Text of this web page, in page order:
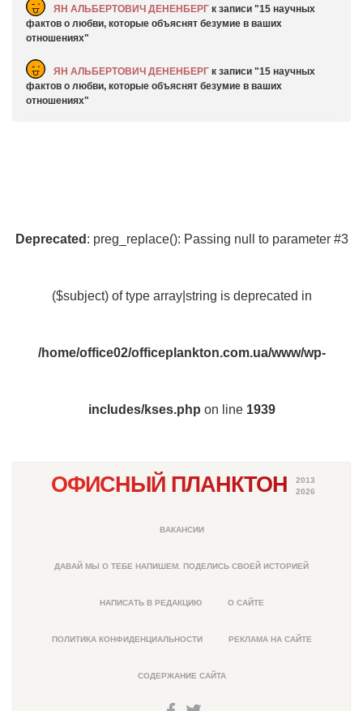
ЯН АЛЬБЕРТОВИЧ ДЕНЕНБЕРГ к записи
15 научных
фактов о любви, которые объяснят безумие в ваших
отношениях
ЯН АЛЬБЕРТОВИЧ ДЕНЕНБЕРГ к записи
15 научных
фактов о любви, которые объяснят безумие в ваших
отношениях
Deprecated : preg_replace(): Passing null to parameter #3
($subject) of type array|string is deprecated in
/home/office02/officeplankton.com.ua/www/wp-
includes/kses.php on line 1939
ОФИСНЫЙ ПЛАНКТОН
2013
2026
ВАКАНСИИ
ДАВАЙ МЫ О ТЕБЕ НАПИШЕМ. ПОДЕЛИСЬ СВОЕЙ ИСТОРИЕЙ
НАПИСАТЬ В РЕДАКЦИЮ О САЙТЕ
ПОЛИТИКА КОНФИДЕНЦИАЛЬНОСТИ РЕКЛАМА НА САЙТЕ
СОДЕРЖАНИЕ САЙТА